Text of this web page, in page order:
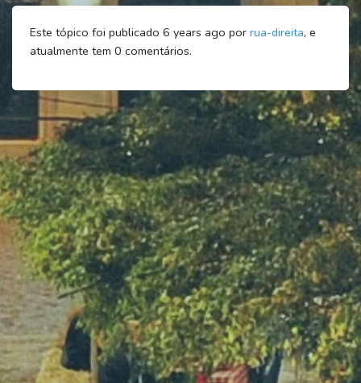
Este tópico foi publicado 6 years ago por rua-direita, e
atualmente tem 0 comentários.